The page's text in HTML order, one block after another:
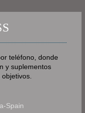
teléfono, donde
y suplementos
Spain